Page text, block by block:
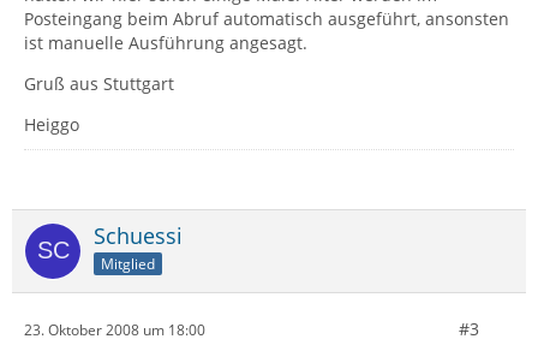
Posteingang beim Abruf automatisch ausgeführt, ansonsten
ist manuelle Ausführung angesagt.
Gruß aus Stuttgart
Heiggo
Schuessi
Mitglied
23. Oktober 2008 um 18:00 #3